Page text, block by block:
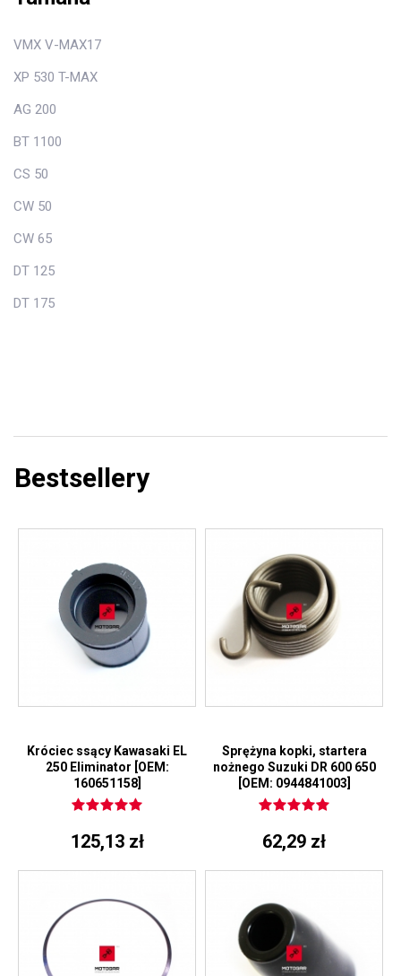
VMX V-MAX17
XP 530 T-MAX
AG 200
BT 1100
CS 50
CW 50
CW 65
DT 125
DT 175
Bestsellery
Króciec ssący Kawasaki EL
250 Eliminator [OEM:
160651158]
125,13 zł
Sprężyna kopki, startera
nożnego Suzuki DR 600 650
[OEM: 0944841003]
62,29 zł